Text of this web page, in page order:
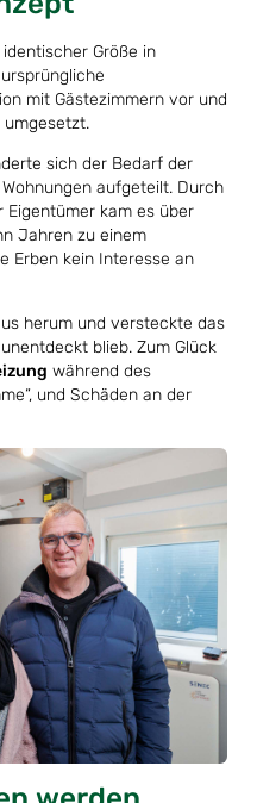
Größe in
mit Gästezimmern vor und
sich der Bedarf der
aufgeteilt. Durch
Eigentümer kam es über
Jahren zu einem
Erben kein Interesse an
herum und versteckte das
blieb. Zum Glück
während des
und Schäden an der